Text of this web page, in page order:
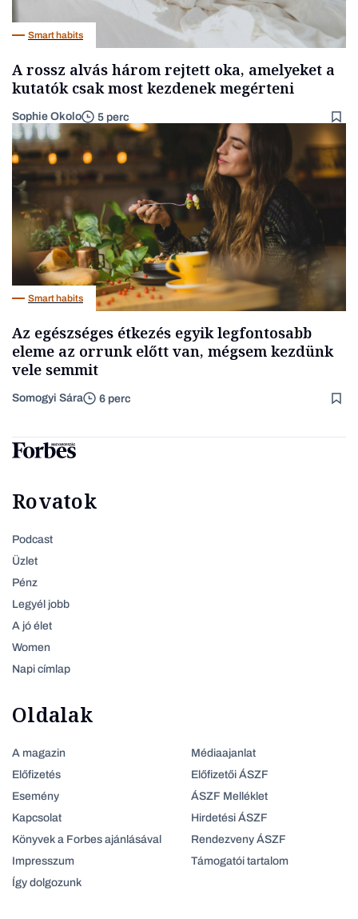
Smart habits
A rossz alvás három rejtett oka, amelyeket a
kutatók csak most kezdenek megérteni
Sophie Okolo 5 perc
Smart habits
Az egészséges étkezés egyik legfontosabb
eleme az orrunk előtt van, mégsem kezdünk
vele semmit
Somogyi Sára 6 perc
Rovatok
Podcast
Üzlet
Pénz
Legyél jobb
A jó élet
Women
Napi címlap
Oldalak
A magazin
Előfizetés
Esemény
Kapcsolat
Könyvek a Forbes ajánlásával
Impresszum
Így dolgozunk
Médiaajanlat
Előfizetői ÁSZF
ÁSZF Melléklet
Hirdetési ÁSZF
Rendezveny ÁSZF
Támogatói tartalom